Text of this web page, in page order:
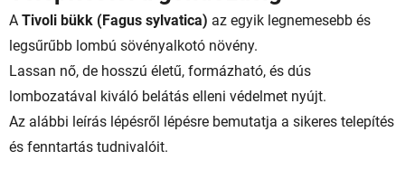
k
l
i
s
t
á
a
A Tivoli bükk (Fagus sylvatica) az egyik legnemesebb és
legsűrűbb lombú sövényalkotó növény.
Lassan nő, de hosszú életű, formázható, és dús
lombozatával kiváló belátás elleni védelmet nyújt.
Az alábbi leírás lépésről lépésre bemutatja a sikeres telepítés
és fenntartás tudnivalóit.